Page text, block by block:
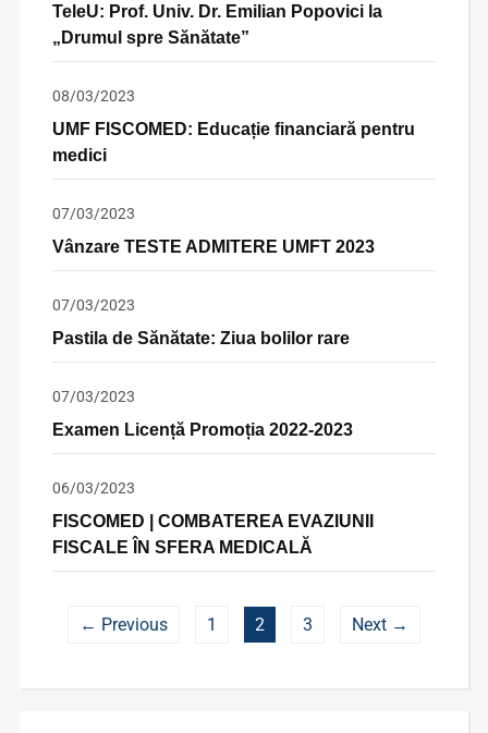
TeleU: Prof. Univ. Dr. Emilian Popovici la
„Drumul spre Sănătate”
08/03/2023
UMF FISCOMED: Educație financiară pentru
medici
07/03/2023
Vânzare TESTE ADMITERE UMFT 2023
07/03/2023
Pastila de Sănătate: Ziua bolilor rare
07/03/2023
Examen Licență Promoția 2022-2023
06/03/2023
FISCOMED | COMBATEREA EVAZIUNII
FISCALE ÎN SFERA MEDICALĂ
← Previous 1 2 3 Next →